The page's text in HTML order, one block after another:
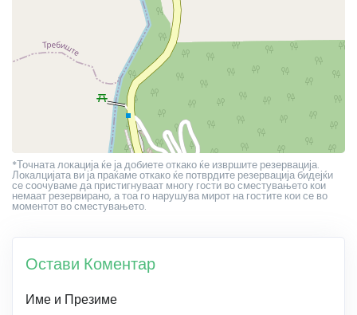
*Точната локација ќе ја добиете откако ќе извршите резервација.
Локалцијата ви ја праќаме откако ќе потврдите резервација бидејќи
се соочуваме да пристигнуваат многу гости во сместувањето кои
немаат резервирано, а тоа го нарушува мирот на гостите кои се во
моментот во сместувањето.
Остави Коментар
Име и Презиме